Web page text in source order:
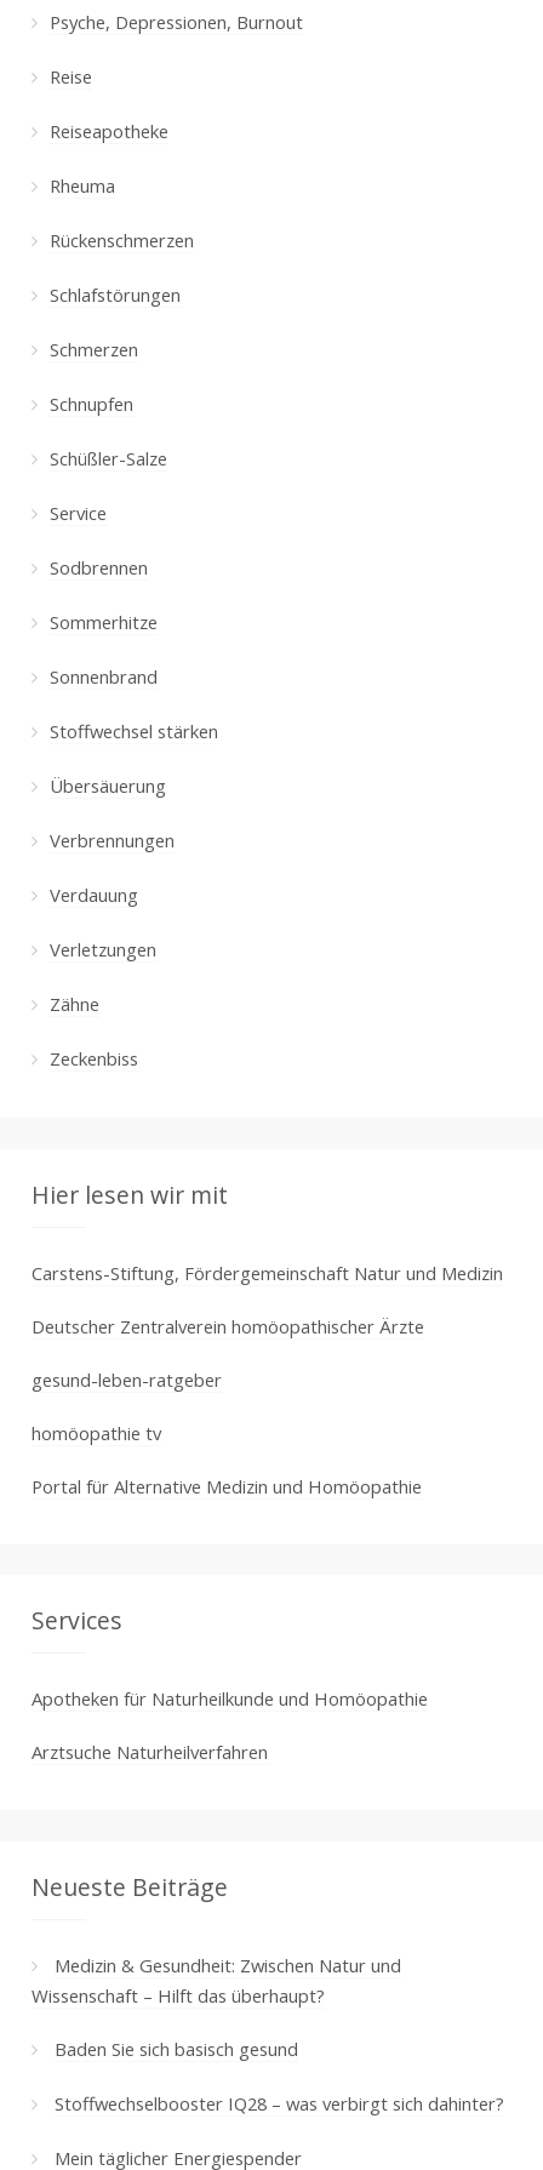
Psyche, Depressionen, Burnout
Reise
Reiseapotheke
Rheuma
Rückenschmerzen
Schlafstörungen
Schmerzen
Schnupfen
Schüßler-Salze
Service
Sodbrennen
Sommerhitze
Sonnenbrand
Stoffwechsel stärken
Übersäuerung
Verbrennungen
Verdauung
Verletzungen
Zähne
Zeckenbiss
Hier lesen wir mit
Carstens-Stiftung, Fördergemeinschaft Natur und Medizin
Deutscher Zentralverein homöopathischer Ärzte
gesund-leben-ratgeber
homöopathie tv
Portal für Alternative Medizin und Homöopathie
Services
Apotheken für Naturheilkunde und Homöopathie
Arztsuche Naturheilverfahren
Neueste Beiträge
Medizin & Gesundheit: Zwischen Natur und
Wissenschaft – Hilft das überhaupt?
Baden Sie sich basisch gesund
Stoffwechselbooster IQ28 – was verbirgt sich dahinter?
Mein täglicher Energiespender